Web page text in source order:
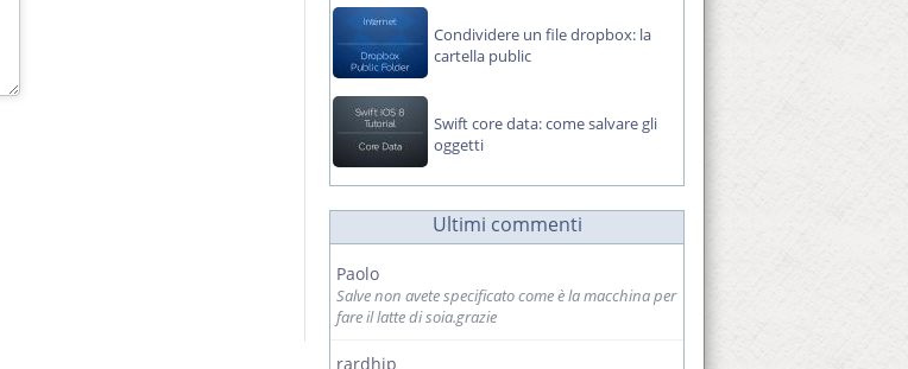
Condividere un file dropbox: la
cartella public
Swift core data: come salvare gli
oggetti
Ultimi commenti
Paolo
Salve non avete specificato come è la macchina per
fare il latte di soia.grazie
rardhip